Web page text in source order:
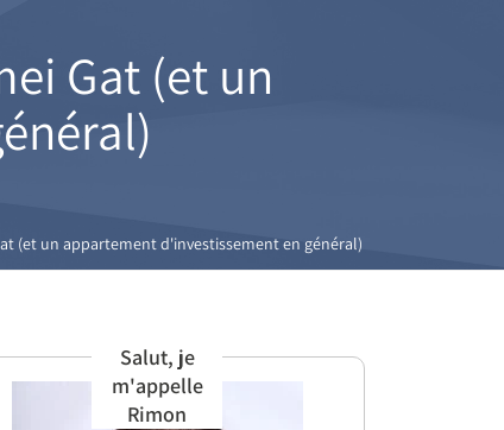
Gat (et un
(et un appartement d'investissement en général)
Salut, je
m'appelle
Rimon